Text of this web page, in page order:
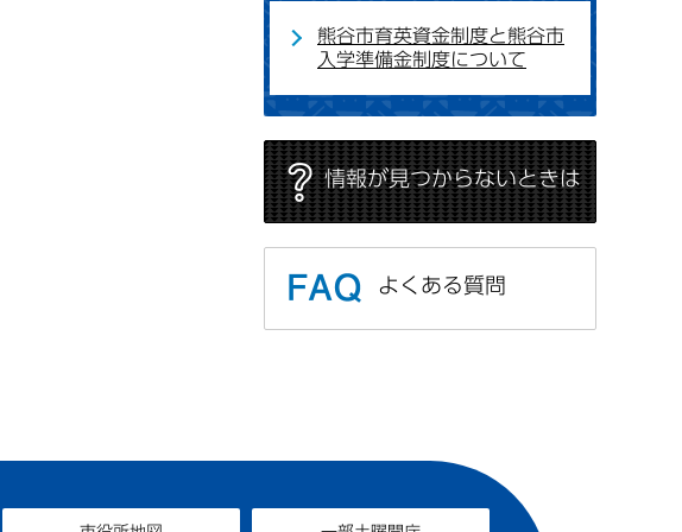
熊谷市育英資金制度と熊谷市
入学準備金制度について
情報が見つからないときは
よくある質問